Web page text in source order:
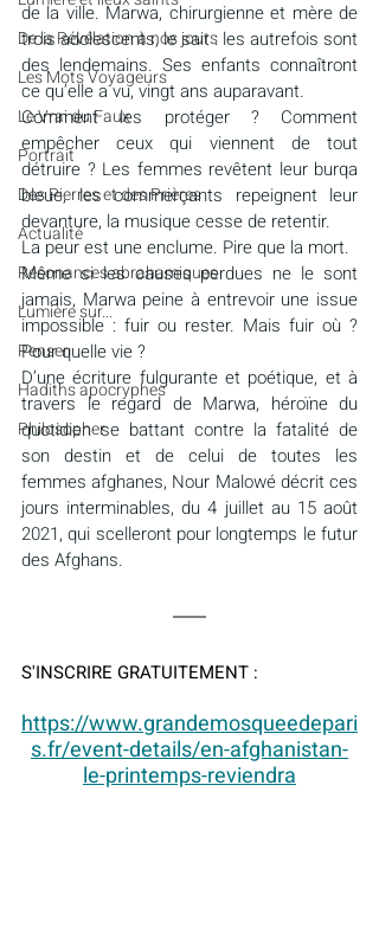
De la Révélation à nos jours
Les Mots Voyageurs
Le Vrai du Faux
Portrait
Des Pierres et des Prières
Actualité
Résonances abrahamiques
Lumière sur...
Penser
Hadiths apocryphes
Philosopher
de la ville. Marwa, chirurgienne et mère de
trois adolescents, le sait : les autrefois sont
des lendemains. Ses enfants connaîtront
ce qu’elle a vu, vingt ans auparavant.
Comment les protéger ? Comment
empêcher ceux qui viennent de tout
détruire ? Les femmes revêtent leur burqa
bleue, les commerçants repeignent leur
devanture, la musique cesse de retentir.
La peur est une enclume. Pire que la mort.
Même si les causes perdues ne le sont
jamais, Marwa peine à entrevoir une issue
impossible : fuir ou rester. Mais fuir où ?
Pour quelle vie ?
D’une écriture fulgurante et poétique, et à
travers le regard de Marwa, héroïne du
quotidien se battant contre la fatalité de
son destin et de celui de toutes les
femmes afghanes, Nour Malowé décrit ces
jours interminables, du 4 juillet au 15 août
2021, qui scelleront pour longtemps le futur
des Afghans.
S'INSCRIRE GRATUITEMENT :
https://www.grandemosqueedepari
s.fr/event-details/en-afghanistan-
le-printemps-reviendra